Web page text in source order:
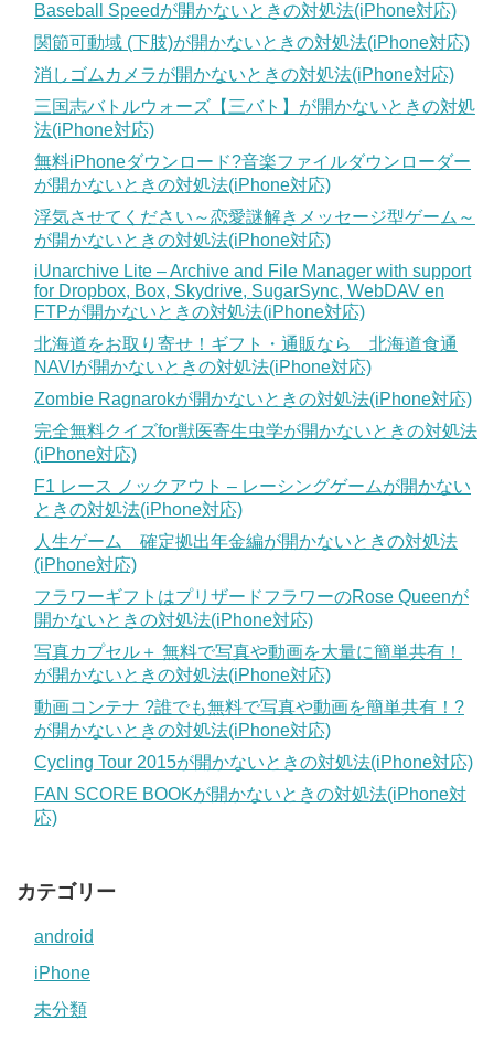
Baseball Speedが開かないときの対処法(iPhone対応)
関節可動域 (下肢)が開かないときの対処法(iPhone対応)
消しゴムカメラが開かないときの対処法(iPhone対応)
三国志バトルウォーズ【三バト】が開かないときの対処
法(iPhone対応)
無料iPhoneダウンロード?音楽ファイルダウンローダー
が開かないときの対処法(iPhone対応)
浮気させてください～恋愛謎解きメッセージ型ゲーム～
が開かないときの対処法(iPhone対応)
iUnarchive Lite – Archive and File Manager with support
for Dropbox, Box, Skydrive, SugarSync, WebDAV en
FTPが開かないときの対処法(iPhone対応)
北海道をお取り寄せ！ギフト・通販なら 北海道食通
NAVIが開かないときの対処法(iPhone対応)
Zombie Ragnarokが開かないときの対処法(iPhone対応)
完全無料クイズfor獣医寄生虫学が開かないときの対処法
(iPhone対応)
F1 レース ノックアウト – レーシングゲームが開かない
ときの対処法(iPhone対応)
人生ゲーム 確定拠出年金編が開かないときの対処法
(iPhone対応)
フラワーギフトはプリザードフラワーのRose Queenが
開かないときの対処法(iPhone対応)
写真カプセル＋ 無料で写真や動画を大量に簡単共有！
が開かないときの対処法(iPhone対応)
動画コンテナ ?誰でも無料で写真や動画を簡単共有！?
が開かないときの対処法(iPhone対応)
Cycling Tour 2015が開かないときの対処法(iPhone対応)
FAN SCORE BOOKが開かないときの対処法(iPhone対
応)
カテゴリー
android
iPhone
未分類